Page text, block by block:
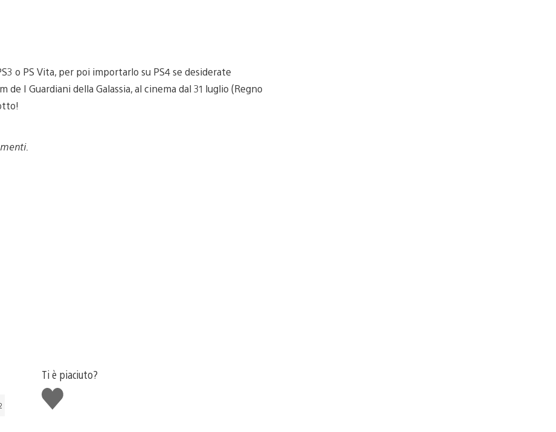
o PS Vita, per poi importarlo su PS4 se desiderate
I Guardiani della Galassia, al cinema dal 31 luglio (Regno
Ti è piaciuto?
Mi
piace